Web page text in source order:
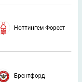
Ноттингем Форест
Брентфорд